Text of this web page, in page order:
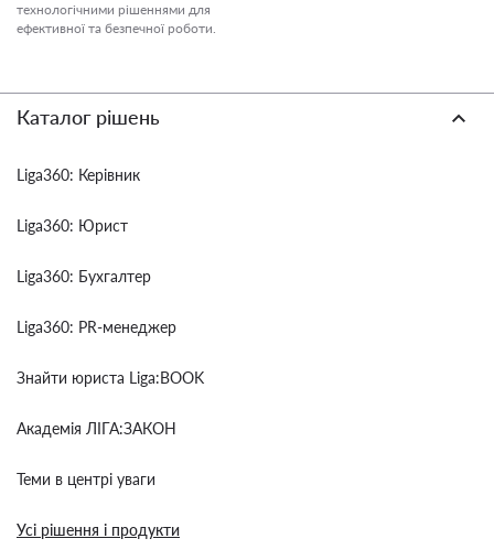
технологічними рішеннями для
ефективної та безпечної роботи.
Каталог рішень
Liga360: Керівник
Liga360: Юрист
Liga360: Бухгалтер
Liga360: PR-менеджер
Знайти юриста Liga:BOOK
Академія ЛІГА:ЗАКОН
Теми в центрі уваги
Усі рішення і продукти